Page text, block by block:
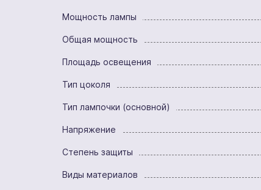
Мощность лампы
Общая мощность
Площадь освещения
Тип цоколя
Тип лампочки (основной)
Напряжение
Степень защиты
Виды материалов